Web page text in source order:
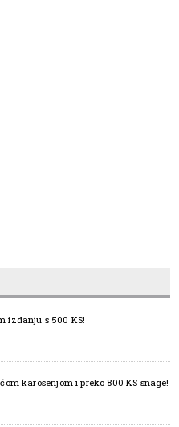
izdanju s 500 KS!
karoserijom i preko 800 KS snage!